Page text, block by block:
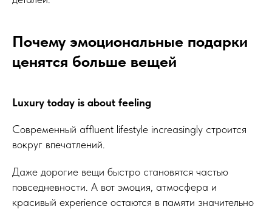
Почему эмоциональные подарки
ценятся больше вещей
Luxury today is about feeling
Современный affluent lifestyle increasingly строится
вокруг впечатлений.
Даже дорогие вещи быстро становятся частью
повседневности. А вот эмоция, атмосфера и
красивый experience остаются в памяти значительно